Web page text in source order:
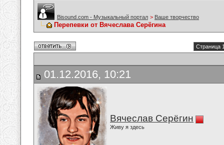
Bisound.com - Музыкальный портал > Ваше творчество
Перепевки от Вячеслава Серёгина
Страница
01.12.2016, 10:21
Вячеслав Серёгин
Живу я здесь